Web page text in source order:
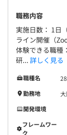
職務内容
実施日数： 1日
ライン開催（
体験できる職種
研... 詳しく見る
職種名
勤務地
開発環境
フレームワー
ク